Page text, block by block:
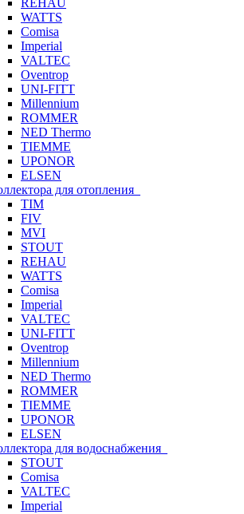
REHAU
WATTS
Comisa
Imperial
VALTEC
Oventrop
UNI-FITT
Millennium
ROMMER
NED Thermo
TIEMME
UPONOR
ELSEN
для отопления
TIM
FIV
MVI
STOUT
REHAU
WATTS
Comisa
Imperial
VALTEC
UNI-FITT
Oventrop
Millennium
NED Thermo
ROMMER
TIEMME
UPONOR
ELSEN
для водоснабжения
STOUT
Comisa
VALTEC
Imperial